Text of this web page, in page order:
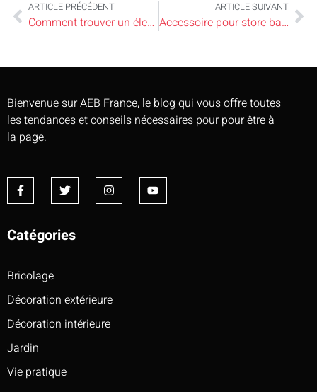
ARTICLE PRÉCÉDENT
Comment trouver un électricien fiable et sérieux ?
ARTICLE SUIVANT
Accessoire pour store banne : les pièces indispensables pour la réparation
Bienvenue sur AEB France, le blog qui vous offre toutes
les tendances et conseils nécessaires pour pour être à
la page.
Catégories
Bricolage
Décoration extérieure
Décoration intérieure
Jardin
Vie pratique